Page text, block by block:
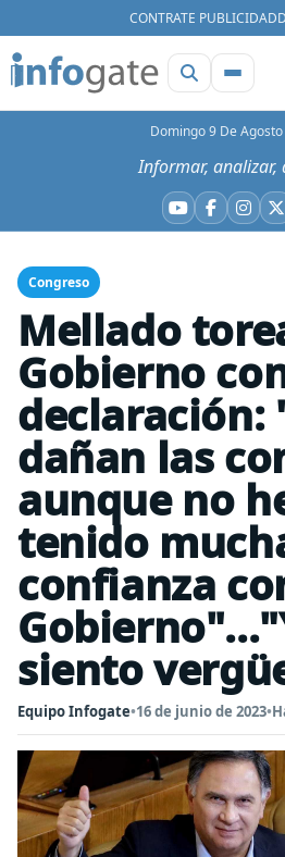
CONTRATE PUBLICIDAD
Domingo 9 De
Informar, analizar,
YouTube X
Congreso
Mellado
Gobierno
declaración:
dañan las
aunque no
tenido
confianza
siento
Equipo Infogate•16 de junio de 2023•